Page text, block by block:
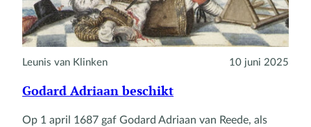
Leunis van Klinken 10 juni 2025
Godard Adriaan beschikt
Op 1 april 1687 gaf Godard Adriaan van Reede, als